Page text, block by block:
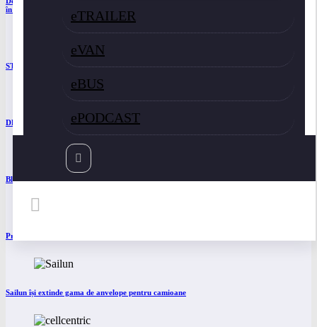
eTRAILER
eVAN
eBUS
ePODCAST
în mecanism permanent
STB a depus la Tribunalul București cererea deschiderii procedurii de insolvență
DKV Mobility și Shell își extind parteneriatul european
Blue River: 26.123 km cu un camion 100% electric în transport internațional
Proiectul Revoy prinde contur
Sailun își extinde gama de anvelope pentru camioane